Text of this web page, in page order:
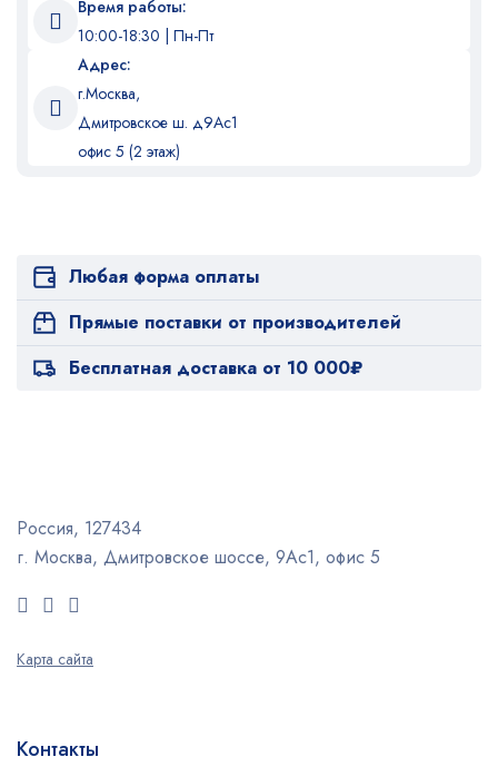
Время работы:
10:00-18:30 | Пн-Пт
Адрес:
г.Москва,
Дмитровское ш. д9Ас1
офис 5 (2 этаж)
Любая форма оплаты
Прямые поставки от производителей
Бесплатная доставка от 10 000₽
Россия, 127434
г. Москва, Дмитровское шоссе, 9Ас1, офис 5
Карта сайта
Контакты